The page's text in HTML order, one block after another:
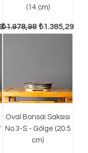
(14 cm)
Normal Fiyat
₺1.978,98 İndirimli Fiyat
₺1.385,29
Oval Bonsai Saksısı
No.3-S - Gölge (20.5
cm)